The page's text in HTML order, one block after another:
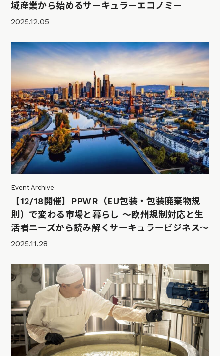
域産業から始めるサーキュラーエコノミー
2025.12.05
Event Archive
【12/18開催】PPWR（EU包装・包装廃棄物規
則）で変わる市場と暮らし 〜欧州規制対応と生
活者ニーズから読み解くサーキュラービジネス〜
2025.11.28